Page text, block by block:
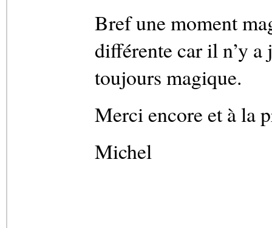
Bref une moment
différente car il n’y a
toujours magique.
Merci encore et à la
Michel